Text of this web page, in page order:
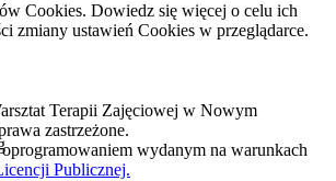
Cookies. Dowiedz się więcej o celu ich
zmiany ustawień Cookies w przeglądarce.
Terapii Zajęciowej w Nowym
zastrzeżone.
wydanym na warunkach
Publicznej.